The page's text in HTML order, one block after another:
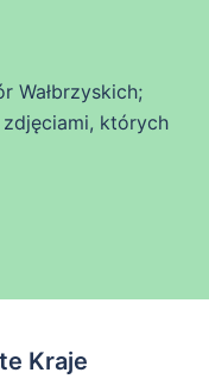
Wałbrzyskich;
których
Kraje